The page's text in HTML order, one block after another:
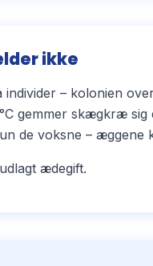
ikke
– kolonien
gemmer skægkræ sig
de voksne –
ædegift.